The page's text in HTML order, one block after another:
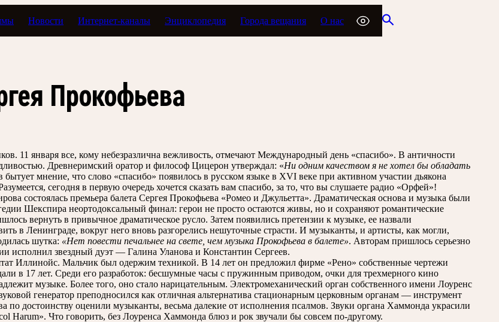
Новости Интернет-каналы Энциклопедия Города вещания О нас
Прокофьева
11 января все, кому небезразлична вежливость, отмечают Международный день «спасибо». В античности
Древнеримский оратор и философ Цицерон утверждал: «Ни одним качеством я не хотел бы обладать
бытует мнение, что слово «спасибо» появилось в русском языке в XVI веке при активном участии дьякона
сегодня в первую очередь хочется сказать вам спасибо, за то, что вы слушаете радио «Орфей»!
состоялась премьера балета Сергея Прокофьева «Ромео и Джульетта». Драматическая основа и музыка были
Шекспира неортодоксальный финал: герои не просто остаются живы, но и сохраняют романтические
вернуть в привычное драматическое русло. Затем появились претензии к музыке, ее назвали
в Ленинграде, вокруг него вновь разгорелись нешуточные страсти. И музыканты, и артисты, как могли,
шутка: «Нет повести печальнее на свете, чем музыка Прокофьева в балете». Авторам пришлось серьезно
исполнил звездный дуэт — Галина Уланова и Константин Сергеев.
Иллинойс. Мальчик был одержим техникой. В 14 лет он предложил фирме «Рено» собственные чертежи
в 17 лет. Среди его разработок: бесшумные часы с пружинным приводом, очки для трехмерного кино
музыке. Более того, оно стало нарицательным. Электромеханический орган собственного имени Лоуренс
генератор преподносился как отличная альтернатива стационарным церковным органам — инструмент
достоинству оценили музыканты, весьма далекие от исполнения псалмов. Звуки органа Хаммонда украсили
Harum». Что говорить, без Лоуренса Хаммонда блюз и рок звучали бы совсем по-другому.